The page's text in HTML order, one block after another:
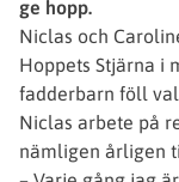
ge hopp.
Niclas och
Hoppets Stjärna i
fadderbarn föll
Niclas arbete på
nämligen årligen